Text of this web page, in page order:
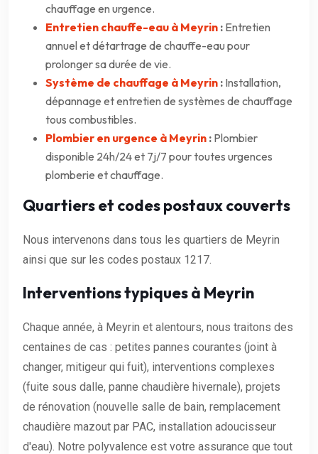
chauffage en urgence.
Entretien chauffe-eau à Meyrin : Entretien
annuel et détartrage de chauffe-eau pour
prolonger sa durée de vie.
Système de chauffage à Meyrin : Installation,
dépannage et entretien de systèmes de chauffage
tous combustibles.
Plombier en urgence à Meyrin : Plombier
disponible 24h/24 et 7j/7 pour toutes urgences
plomberie et chauffage.
Quartiers et codes postaux couverts
Nous intervenons dans tous les quartiers de Meyrin
ainsi que sur les codes postaux 1217.
Interventions typiques à Meyrin
Chaque année, à Meyrin et alentours, nous traitons des
centaines de cas : petites pannes courantes (joint à
changer, mitigeur qui fuit), interventions complexes
(fuite sous dalle, panne chaudière hivernale), projets
de rénovation (nouvelle salle de bain, remplacement
chaudière mazout par PAC, installation adoucisseur
d'eau). Notre polyvalence est votre assurance que tout